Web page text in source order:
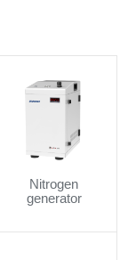
Nitrogen
generator